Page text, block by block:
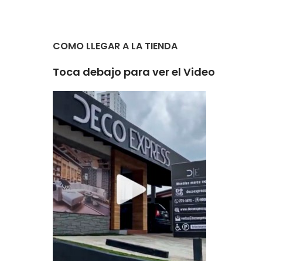
COMO LLEGAR A LA TIENDA
Toca debajo para ver el Video